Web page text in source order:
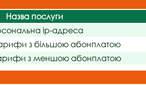
Назва послуги
ip-адреса
з більшою абонплатою
з меншою абонплатою